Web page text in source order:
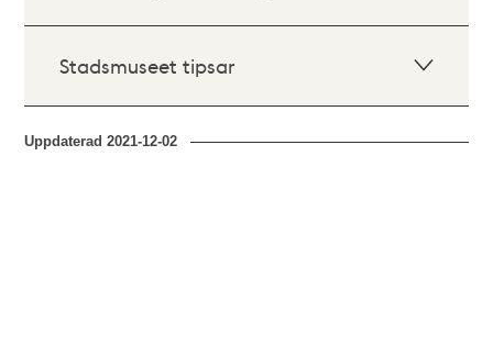
Stadsmuseet tipsar
Uppdaterad2021-12-02